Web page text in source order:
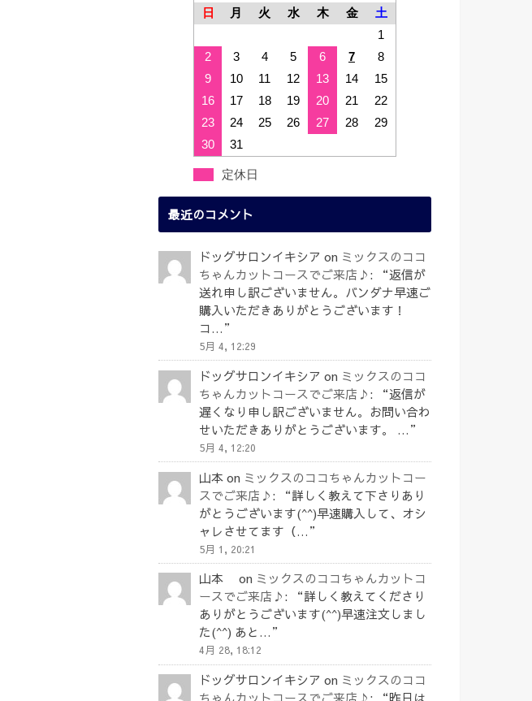
日
月 火 水 木 金
土
1
2
3 4 5 6 7
8
9
10 11 12 13 14
15
16
17 18 19 20 21
22
23
24 25 26 27 28
29
30
31
定休日
最近のコメント
ドッグサロンイキシア on ミックスのココ
ちゃんカットコースでご来店♪ : “返信が
送れ申し訳ございません。バンダナ早速ご
購入いただきありがとうございます！
コ… ”
5月 4, 12:29
ドッグサロンイキシア on ミックスのココ
ちゃんカットコースでご来店♪ : “返信が
遅くなり申し訳ございません。お問い合わ
せいただきありがとうございます。 … ”
5月 4, 12:20
山本 on ミックスのココちゃんカットコー
スでご来店♪ : “詳しく教えて下さりあり
がとうございます(^^)早速購入して、オシ
ャレさせてます（… ”
5月 1, 20:21
山本 on ミックスのココちゃんカットコ
ースでご来店♪ : “詳しく教えてくださり
ありがとうございます(^^)早速注文しまし
た(^^) あと… ”
4月 28, 18:12
ドッグサロンイキシア on ミックスのココ